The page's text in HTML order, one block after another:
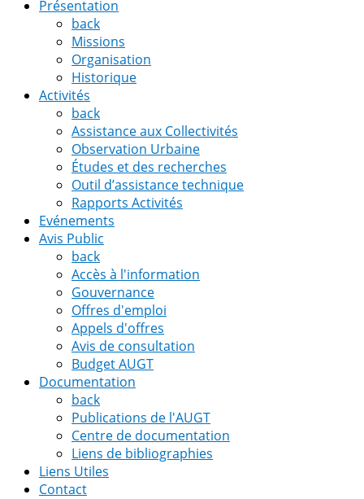
Présentation
back
Missions
Organisation
Historique
Activités
back
Assistance aux Collectivités
Observation Urbaine
Études et des recherches
Outil d’assistance technique
Rapports Activités
Evénements
Avis Public
back
Accès à l'information
Gouvernance
Offres d'emploi
Appels d'offres
Avis de consultation
Budget AUGT
Documentation
back
Publications de l'AUGT
Centre de documentation
Liens de bibliographies
Liens Utiles
Contact